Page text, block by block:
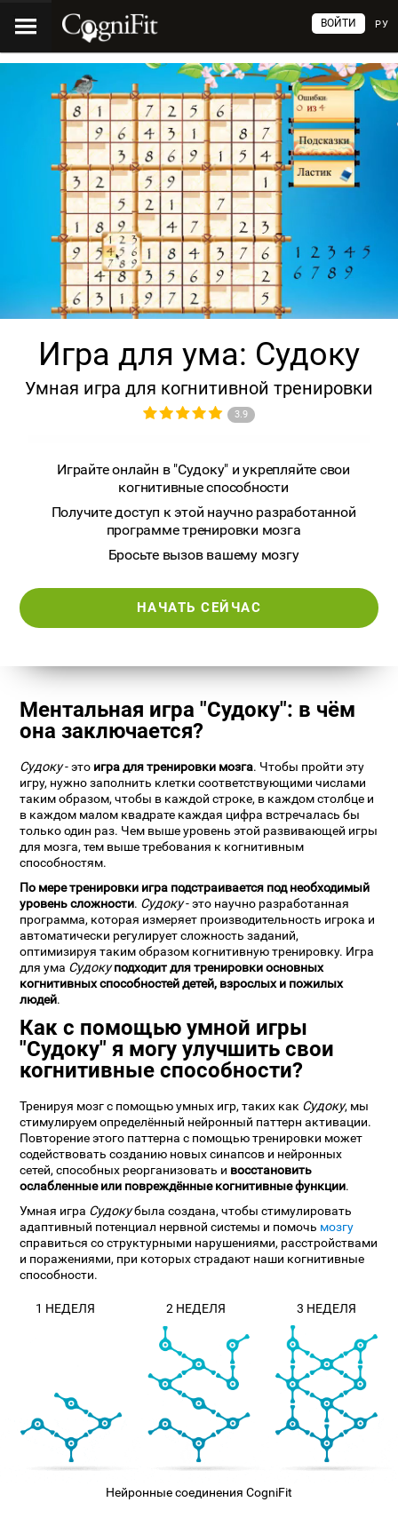
РУ
ВОЙТИ
Игра для ума: Судоку
Умная игра для когнитивной тренировки
3.9
Играйте онлайн в "Судоку" и укрепляйте свои
когнитивные способности
Получите доступ к этой научно разработанной
программе тренировки мозга
Бросьте вызов вашему мозгу
НАЧАТЬ СЕЙЧАС
Ментальная игра "Судоку": в чём
она заключается?
Судоку- это игра для тренировки мозга. Чтобы пройти эту
игру, нужно заполнить клетки соответствующими числами
таким образом, чтобы в каждой строке, в каждом столбце и
в каждом малом квадрате каждая цифра встречалась бы
только один раз. Чем выше уровень этой развивающей игры
для мозга, тем выше требования к когнитивным
способностям.
По мере тренировки игра подстраивается под необходимый
уровень сложности. Судоку- это научно разработанная
программа, которая измеряет производительность игрока и
автоматически регулирует сложность заданий,
оптимизируя таким образом когнитивную тренировку. Игра
для ума Судоку подходит для тренировки основных
когнитивных способностей детей, взрослых и пожилых
людей.
Как с помощью умной игры
"Судоку" я могу улучшить свои
когнитивные способности?
Тренируя мозг с помощью умных игр, таких как Судоку, мы
стимулируем определённый нейронный паттерн активации.
Повторение этого паттерна с помощью тренировки может
содействовать созданию новых синапсов и нейронных
сетей, способных реорганизовать и восстановить
ослабленные или повреждённые когнитивные функции.
Умная игра Судокубыла создана, чтобы стимулировать
адаптивный потенциал нервной системы и помочь мозгу
справиться со структурными нарушениями, расстройствами
и поражениями, при которых страдают наши когнитивные
способности.
1 НЕДЕЛЯ 2 НЕДЕЛЯ 3 НЕДЕЛЯ
Нейронные соединения CogniFit